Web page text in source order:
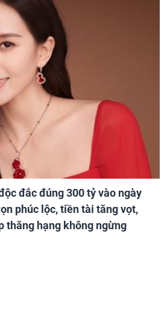
đắc đúng 300 tỷ vào ngày
phúc lộc, tiền tài tăng vọt,
thăng hạng không ngừng